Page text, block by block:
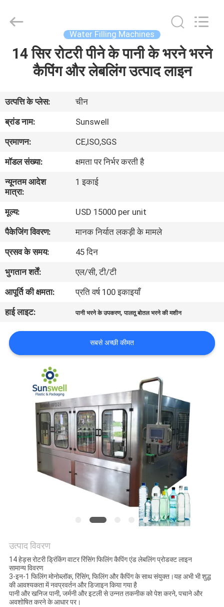
घर
वीडियो
हमारे
बारे
में
कारखाना
भ्रमण
गुणवत्ता
नियंत्रण
संपर्क
करें
POLICY
Reserved.
Water Filling Machines
14 सिर रोटरी पीने के पानी के भरने भरने
कैपिंग और लेबलिंग उत्पाद लाइन
उत्पत्ति के प्लेस:
चीन
ब्रांड नाम:
Sunswell
प्रमाणन:
CE,ISO,SGS
मॉडल संख्या:
क्षमता पर निर्भर करती है
न्यूनतम आदेश
मात्रा:
1 इकाई
मूल्य:
USD 15000 per unit
पैकेजिंग विवरण:
मानक निर्यात लकड़ी के मामले
प्रसव के समय:
45 दिन
भुगतान शर्तें:
एल/सी, टी/टी
आपूर्ति की क्षमता:
प्रति वर्ष 100 इकाइयाँ
हाई लाइट:
पानी भरने के उपकरण,पालतू बोतल भरने की मशीन
सबसे अच्छी कीमत
उत्पाद विवरण
14 हेड्स रोटरी ड्रिंकिंग वाटर रिंसिंग फिलिंग कैपिंग एंड लेबलिंग प्रोडक्ट लाइन
सामान्य विवरण
3-इन-1 फिलिंग मोनोब्लॉक, रिंसिंग, फिलिंग और कैपिंग के साथ संयुक्त।यह अभी भी शुद्ध
की आवश्यकता में नवप्रवर्तन और डिजाइन किया गया है
पानी और खनिज पानी, जर्मनी और इटली से उन्नत तकनीक को पेश करने, पचाने और
अवशोषित करने के आधार पर।